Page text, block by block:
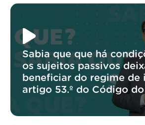
Sabia que que há
os sujeitos passivos
beneficiar do regime de
artigo 53.º do Código do